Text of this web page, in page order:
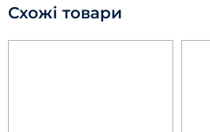
Схожі товари